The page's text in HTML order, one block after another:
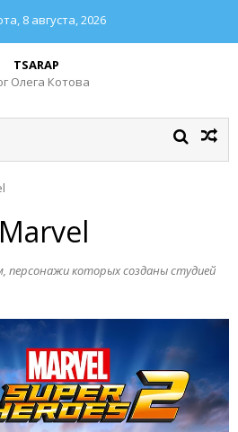
8 августа, 2026
TSARAP
Олега Котова
персонажи которых созданы студией